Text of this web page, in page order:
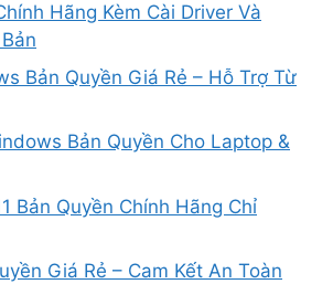
Hãng Kèm Cài Driver Và
Bản Quyền Giá Rẻ – Hỗ Trợ Từ
Bản Quyền Cho Laptop &
Bản Quyền Chính Hãng Chỉ
Giá Rẻ – Cam Kết An Toàn